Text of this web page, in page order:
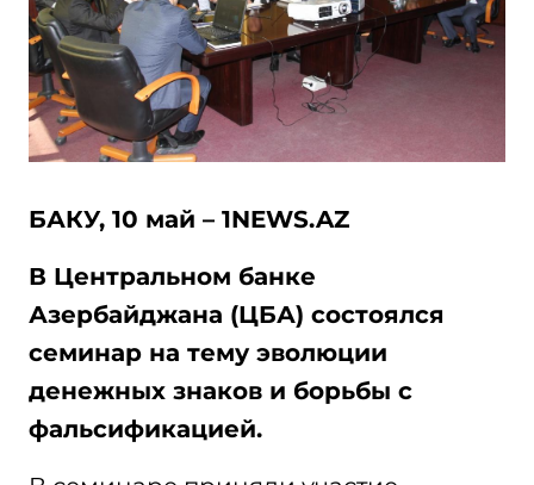
БАКУ, 10 май – 1NEWS.AZ
В Центральном банке
Азербайджана (ЦБА) состоялся
семинар на тему эволюции
денежных знаков и борьбы с
фальсификацией.